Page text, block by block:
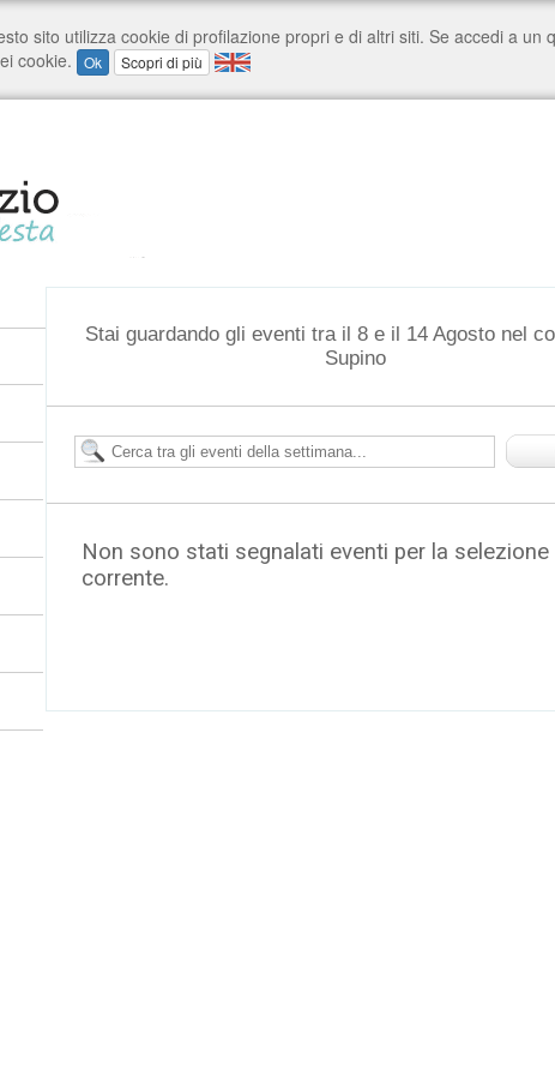
Stai guardando gli eventi tra il 8 e il 14 Agosto nel
Supino
Non sono stati segnalati eventi per la selezione
corrente.